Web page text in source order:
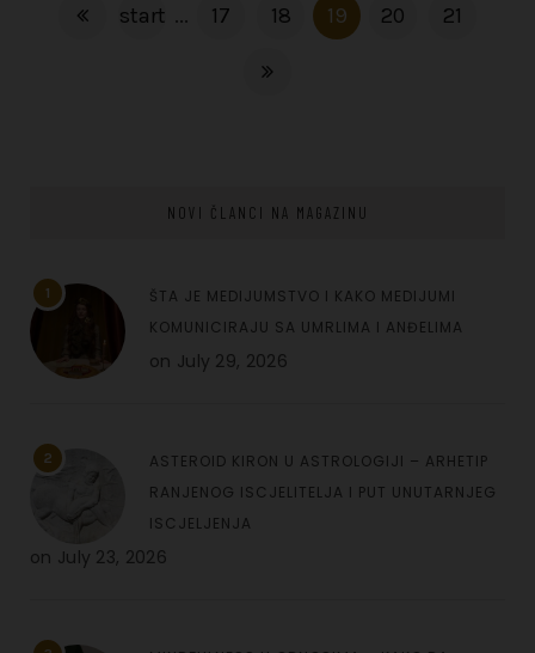
start ... 17 18 19 20 21
NOVI ČLANCI NA MAGAZINU
1
ŠTA JE MEDIJUMSTVO I KAKO MEDIJUMI
KOMUNICIRAJU SA UMRLIMA I ANĐELIMA
on July 29, 2026
2
ASTEROID KIRON U ASTROLOGIJI – ARHETIP
RANJENOG ISCJELITELJA I PUT UNUTARNJEG
ISCJELJENJA
on July 23, 2026